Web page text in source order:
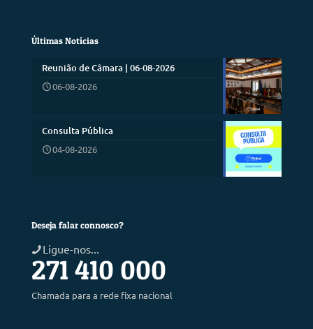
Últimas Notícias
Reunião de Câmara | 06-08-2026
06-08-2026
Consulta Pública
04-08-2026
Deseja falar connosco?
Ligue-nos...
271 410 000
Chamada para a rede fixa nacional